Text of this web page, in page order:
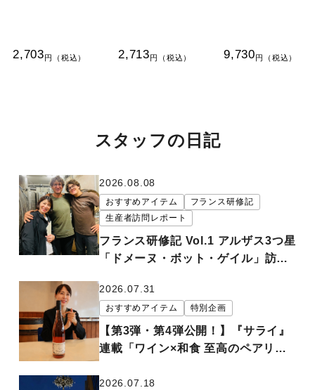
2,703 2,713 9,730
スタッフの日記
2026.08.08
おすすめアイテム
フランス研修記
生産者訪問レポート
フランス研修記 Vol.1 アルザス3つ星
「ドメーヌ・ボット・ゲイル」訪
2026.07.31
おすすめアイテム 特別企画
【第3弾・第4弾公開！】『サライ』
連載「ワイン×和食 至高のペアリン
ジュ
2026.07.18